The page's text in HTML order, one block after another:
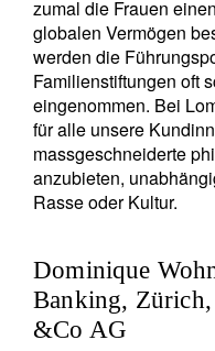
zumal die Frauen
globalen Vermögen
werden die
Familienstiftungen oft
eingenommen. Bei
für alle unsere
massgeschneiderte
anzubieten,
Rasse oder Kultur.
Dominique
Banking,
&Co AG